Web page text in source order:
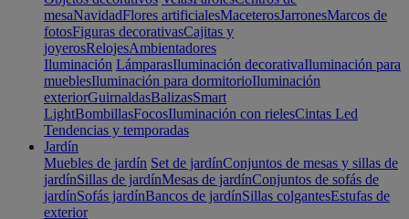
mesaNavidadFlores artificialesMaceterosJarronesMarcos de
fotosFiguras decorativasCajitas y
joyerosRelojesAmbientadores
Iluminación LámparasIluminación decorativaIluminación para
mueblesIluminación para dormitorioIluminación
exteriorGuirnaldasBalizasSmart
LightBombillasFocosIluminación con rielesCintas Led
Tendencias y temporadas
Jardín
Muebles de jardín Set de jardínConjuntos de mesas y sillas de
jardínSillas de jardínMesas de jardínConjuntos de sofás de
jardínSofás jardínBancos de jardínSillas colgantesEstufas de
exterior